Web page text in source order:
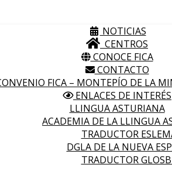
NOTICIAS
CENTROS
CONOCE FICA
CONTACTO
FICA – MONTEPÍO DE LA
ENLACES DE INTERÉS
LLINGUA ASTURIANA
ACADEMIA DE LA LLINGUA
TRADUCTOR
DGLA DE LA NUEVA
TRADUCTOR